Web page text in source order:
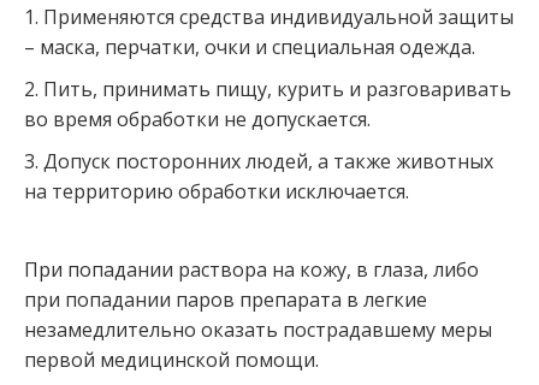
Применяются средства индивидуальной защиты
– маска, перчатки, очки и специальная одежда.
Пить, принимать пищу, курить и разговаривать
во время обработки не допускается.
Допуск посторонних людей, а также животных
на территорию обработки исключается.
При попадании раствора на кожу, в глаза, либо
при попадании паров препарата в легкие
незамедлительно оказать пострадавшему меры
первой медицинской помощи.